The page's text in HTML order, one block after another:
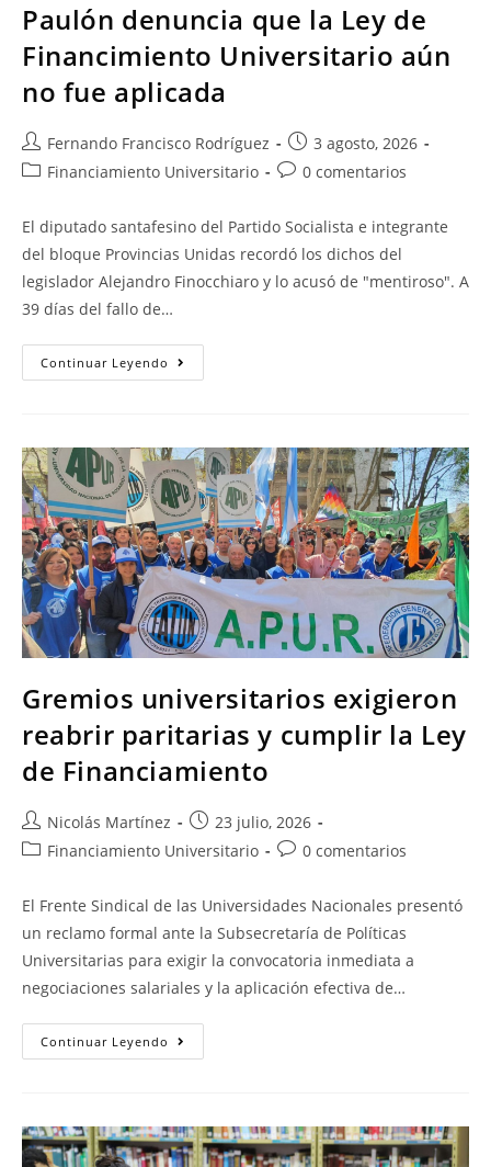
Paulón denuncia que la Ley de
Financimiento Universitario aún
no fue aplicada
Fernando Francisco Rodríguez
3 agosto, 2026
Financiamiento Universitario
0 comentarios
El diputado santafesino del Partido Socialista e integrante
del bloque Provincias Unidas recordó los dichos del
legislador Alejandro Finocchiaro y lo acusó de "mentiroso". A
39 días del fallo de…
Continuar Leyendo
Gremios universitarios exigieron
reabrir paritarias y cumplir la Ley
de Financiamiento
Nicolás Martínez
23 julio, 2026
Financiamiento Universitario
0 comentarios
El Frente Sindical de las Universidades Nacionales presentó
un reclamo formal ante la Subsecretaría de Políticas
Universitarias para exigir la convocatoria inmediata a
negociaciones salariales y la aplicación efectiva de…
Continuar Leyendo